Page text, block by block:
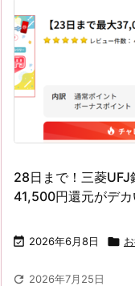
28日まで！三菱
41,500円還元がデカ
 2026年6月8日 
 2026年7月25日